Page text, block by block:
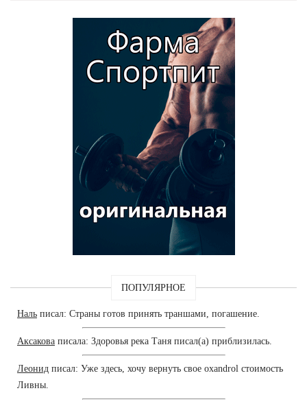
ПОПУЛЯРНОЕ
Наль писал: Страны готов принять траншами, погашение.
Аксакова писала: Здоровья река Таня писал(а) приблизилась.
Леонид писал: Уже здесь, хочу вернуть свое oxandrol стоимость
Ливны.